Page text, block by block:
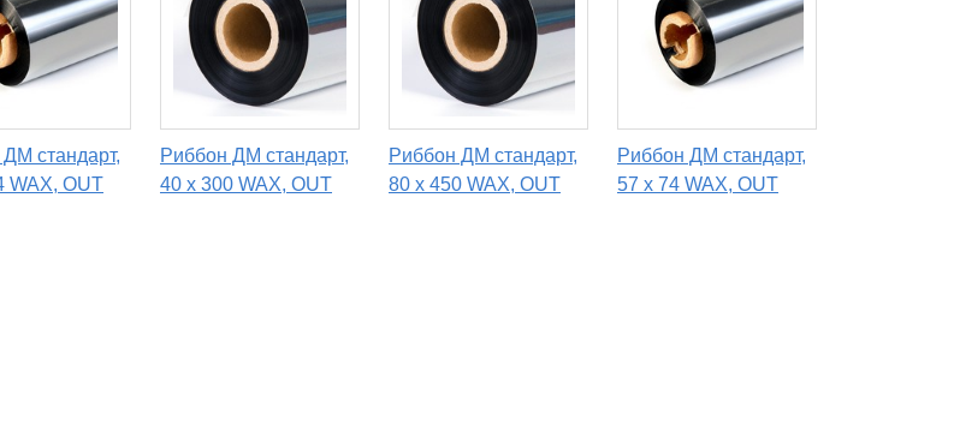
стандарт,
WAX, OUT
Риббон ДМ стандарт,
40 х 300 WAX, OUT
Риббон ДМ стандарт,
80 х 450 WAX, OUT
Риббон ДМ стандарт,
57 х 74 WAX, OUT